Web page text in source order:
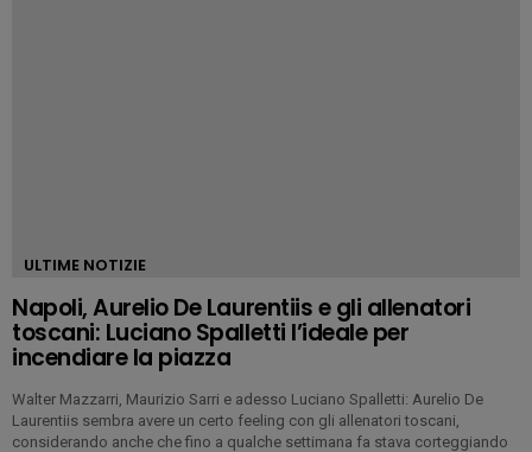
ULTIME NOTIZIE
Napoli, Aurelio De Laurentiis e gli allenatori
toscani: Luciano Spalletti l’ideale per
incendiare la piazza
Walter Mazzarri, Maurizio Sarri e adesso Luciano Spalletti: Aurelio De
Laurentiis sembra avere un certo feeling con gli allenatori toscani,
considerando anche che fino a qualche settimana fa stava corteggiando